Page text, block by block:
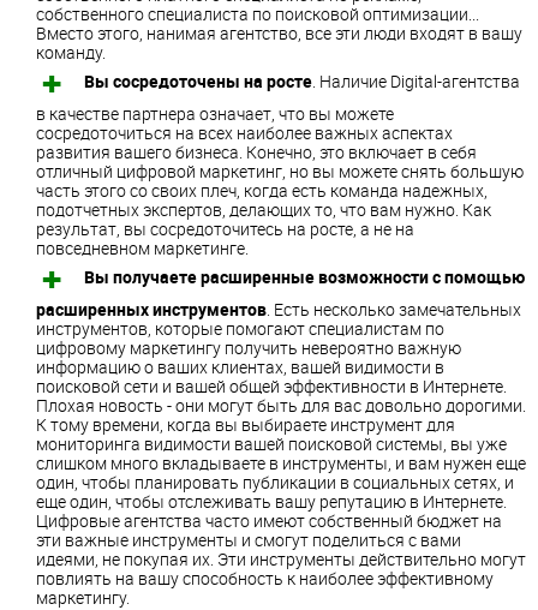
собственного специалиста по поисковой оптимизации...
Вместо этого, нанимая агентство, все эти люди входят в вашу
команду.
Вы сосредоточены на росте. Наличие Digital-агентства
в качестве партнера означает, что вы можете
сосредоточиться на всех наиболее важных аспектах
развития вашего бизнеса. Конечно, это включает в себя
отличный цифровой маркетинг, но вы можете снять большую
часть этого со своих плеч, когда есть команда надежных,
подотчетных экспертов, делающих то, что вам нужно. Как
результат, вы сосредоточитесь на росте, а не на
повседневном маркетинге.
Вы получаете расширенные возможности с помощью
расширенных инструментов. Есть несколько замечательных
инструментов, которые помогают специалистам по
цифровому маркетингу получить невероятно важную
информацию о ваших клиентах, вашей видимости в
поисковой сети и вашей общей эффективности в Интернете.
Плохая новость - они могут быть для вас довольно дорогими.
К тому времени, когда вы выбираете инструмент для
мониторинга видимости вашей поисковой системы, вы уже
слишком много вкладываете в инструменты, и вам нужен еще
один, чтобы планировать публикации в социальных сетях, и
еще один, чтобы отслеживать вашу репутацию в Интернете.
Цифровые агентства часто имеют собственный бюджет на
эти важные инструменты и смогут поделиться с вами
идеями, не покупая их. Эти инструменты действительно могут
повлиять на вашу способность к наиболее эффективному
маркетингу.